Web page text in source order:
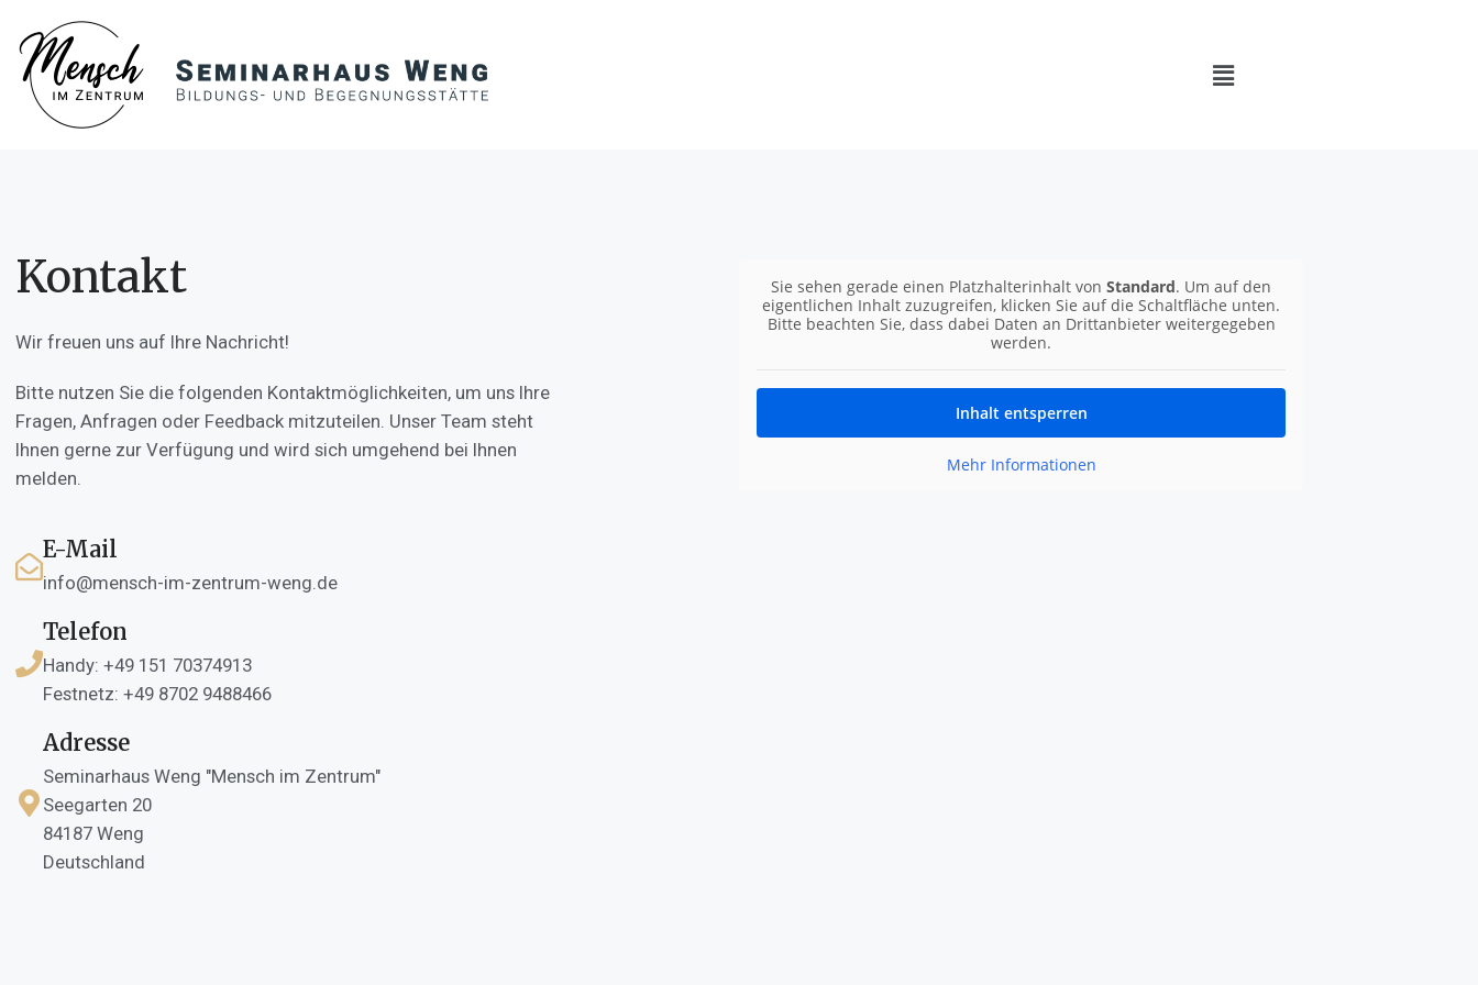
Kontakt
Wir freuen uns auf Ihre Nachricht!
Bitte nutzen Sie die folgenden Kontaktmöglichkeiten, um uns Ihre
Fragen, Anfragen oder Feedback mitzuteilen. Unser Team steht
Ihnen gerne zur Verfügung und wird sich umgehend bei Ihnen
melden.
E-Mail
info@mensch-im-zentrum-weng.de
Telefon
Handy: +49 151 70374913
Festnetz: +49 8702 9488466
Adresse
Seminarhaus Weng "Mensch im Zentrum"
Seegarten 20
84187 Weng
Deutschland
Sie sehen gerade einen Platzhalterinhalt vonStandard. Um auf den
eigentlichen Inhalt zuzugreifen, klicken Sie auf die Schaltfläche unten.
Bitte beachten Sie, dass dabei Daten an Drittanbieter weitergegeben
werden.
Inhalt entsperren
Mehr Informationen